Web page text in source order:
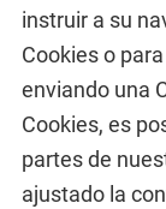
instruir a su
Cookies o
enviando una
Cookies, es
partes de
ajustado la